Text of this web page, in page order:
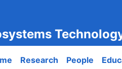
navigation
Research People